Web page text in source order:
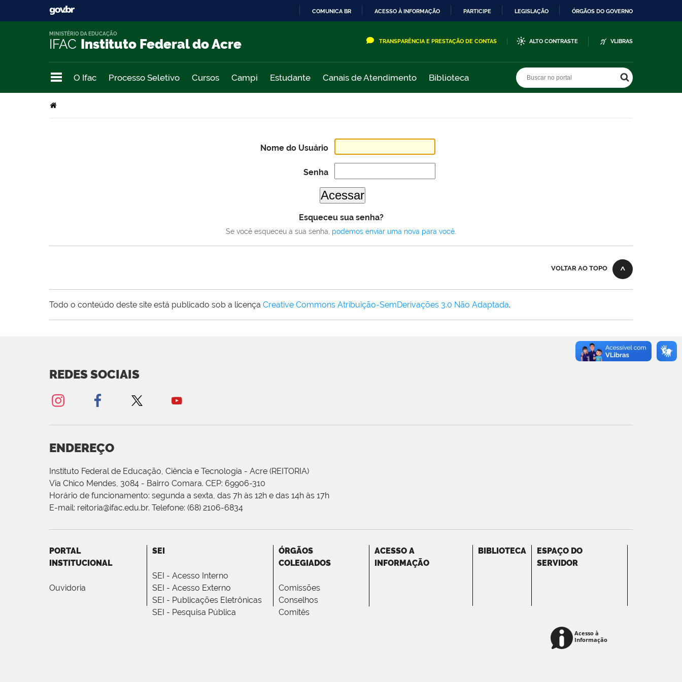
COMUNICA BR ACESSO À INFORMAÇÃO PARTICIPE LEGISLAÇÃO ÓRGÃOS DO GOVERNO
IFAC Instituto Federal do Acre
MINISTÉRIO DA EDUCAÇÃO
TRANSPARÊNCIA E PRESTAÇÃO DE CONTAS ALTO CONTRASTE VLIBRAS
O Ifac Processo Seletivo Cursos Campi Estudante Canais de Atendimento Biblioteca
Nome do Usuário
Senha
Esqueceu sua senha?
Se você esqueceu a sua senha, podemos enviar uma nova para você
VOLTAR AO TOPO
Todo o conteúdo deste site está publicado sob a licença Creative Commons Atribuição-SemDerivações 3.0 Não Adaptada.
REDES SOCIAIS
ENDEREÇO
Instituto Federal de Educação, Ciência e Tecnologia - Acre (REITORIA)
Via Chico Mendes, 3084 - Bairro Comara. CEP: 69906-310
Horário de funcionamento: segunda a sexta, das 7h às 12h e das 14h às 17h
E-mail: reitoria@ifac.edu.br. Telefone: (68) 2106-6834
PORTAL
INSTITUCIONAL
Ouvidoria
SEI
SEI - Acesso Interno
SEI - Acesso Externo
SEI - Publicações Eletrônicas
SEI - Pesquisa Pública
ÓRGÃOS
COLEGIADOS
Comissões
Conselhos
Comitês
ACESSO A
INFORMAÇÃO
BIBLIOTECA
ESPAÇO DO
SERVIDOR